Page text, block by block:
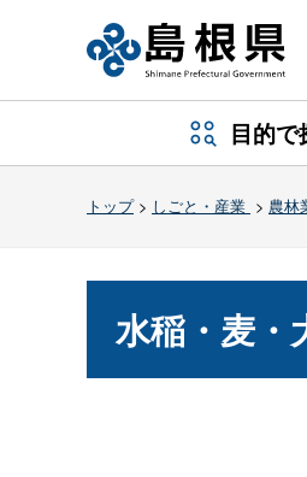
目的で
トップ> しごと・産業 > 農林
水稲・麦・